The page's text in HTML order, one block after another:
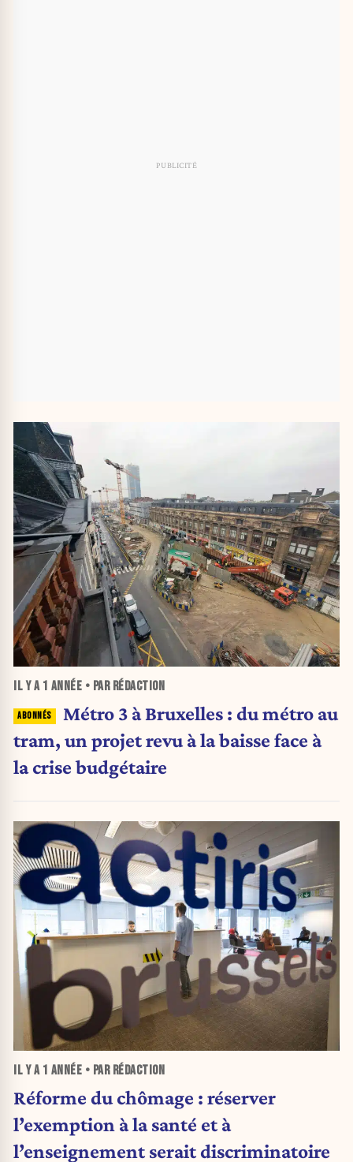
IL Y A 1 ANNÉE • PAR RÉDACTION
Métro 3 à Bruxelles : du métro au
tram, un projet revu à la baisse face à
la crise budgétaire
IL Y A 1 ANNÉE • PAR RÉDACTION
Réforme du chômage : réserver
l’exemption à la santé et à
l’enseignement serait discriminatoire